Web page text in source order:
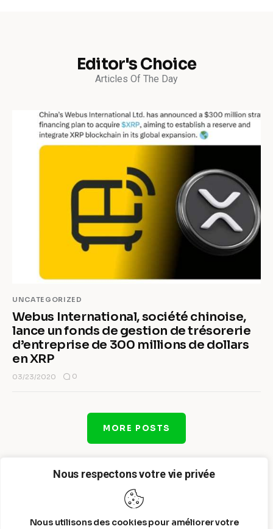
Nous respectons votre vie privée
Nous utilisons des cookies pour améliorer votre
Editor's Choice
Articles Of The Day
UNCATEGORIZED
Webus International, société chinoise,
lance un fonds de gestion de trésorerie
d’entreprise de 300 millions de dollars
en XRP
03/23/2020 0
MORE POSTS